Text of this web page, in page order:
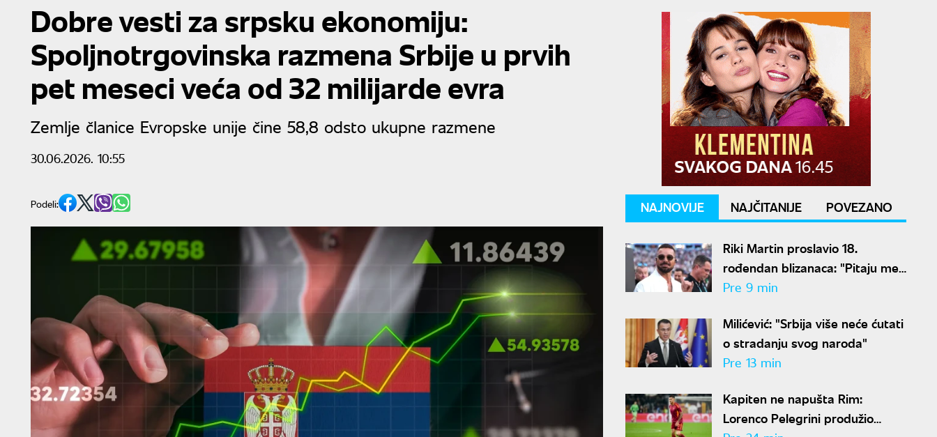
Dobre vesti za srpsku ekonomiju:
Spoljnotrgovinska razmena Srbije u prvih
pet meseci veća od 32 milijarde evra
Zemlje članice Evropske unije čine 58,8 odsto ukupne razmene
30.06.2026. 10:55
Podeli: NAJNOVIJE NAJČITANIJE POVEZANO
Riki Martin proslavio 18.
rođendan blizanaca: "Pitaju me
zašto imaju dva oca"
Pre 9 min
Milićević: "Srbija više neće ćutati
o stradanju svog naroda"
Pre 13 min
Kapiten ne napušta Rim:
Lorenco Pelegrini produžio